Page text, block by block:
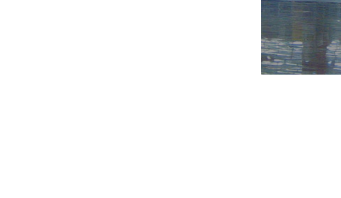
компании, между
сотрудниками, в том числе в
стратегических решений.